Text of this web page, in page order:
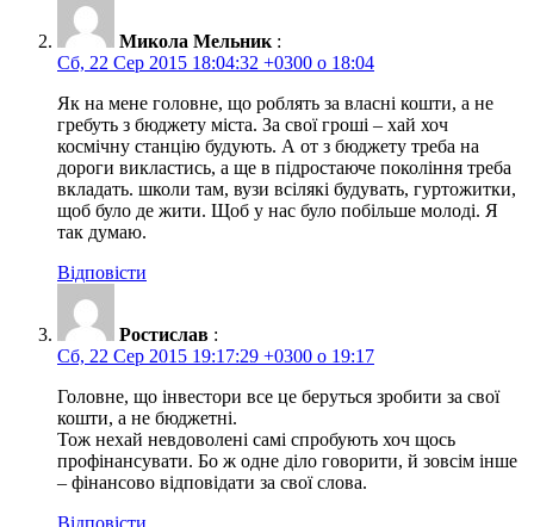
Микола Мельник :
Сб, 22 Сер 2015 18:04:32 +0300 о 18:04
Як на мене головне, що роблять за власні кошти, а не
гребуть з бюджету міста. За свої гроші – хай хоч
космічну станцію будують. А от з бюджету треба на
дороги викластись, а ще в підростаюче покоління треба
вкладать. школи там, вузи всілякі будувать, гуртожитки,
щоб було де жити. Щоб у нас було побільше молоді. Я
так думаю.
Відповісти
Ростислав :
Сб, 22 Сер 2015 19:17:29 +0300 о 19:17
Головне, що інвестори все це беруться зробити за свої
кошти, а не бюджетні.
Тож нехай невдоволені самі спробують хоч щось
профінансувати. Бо ж одне діло говорити, й зовсім інше
– фінансово відповідати за свої слова.
Відповісти